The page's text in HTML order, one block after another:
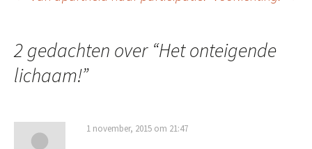
2 gedachten over “Het onteigende
lichaam!”
1 november, 2015 om 21:47